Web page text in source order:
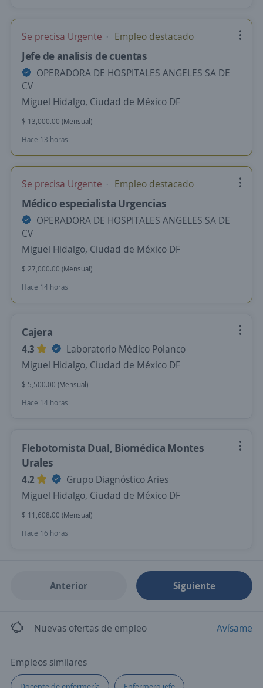
Se precisa Urgente Empleo destacado
Jefe de analisis de cuentas
OPERADORA DE HOSPITALES ANGELES SA DE
CV
Miguel Hidalgo, Ciudad de México DF
$ 13,000.00 (Mensual)
Hace 13 horas
Se precisa Urgente Empleo destacado
Médico especialista Urgencias
OPERADORA DE HOSPITALES ANGELES SA DE
CV
Miguel Hidalgo, Ciudad de México DF
$ 27,000.00 (Mensual)
Hace 14 horas
Cajera
4.3
Laboratorio Médico Polanco
Miguel Hidalgo, Ciudad de México DF
$ 5,500.00 (Mensual)
Hace 14 horas
Flebotomista Dual, Biomédica Montes
Urales
4.2
Grupo Diagnóstico Aries
Miguel Hidalgo, Ciudad de México DF
$ 11,608.00 (Mensual)
Hace 16 horas
Anterior Siguiente
Nuevas ofertas de empleo Avísame
Empleos similares